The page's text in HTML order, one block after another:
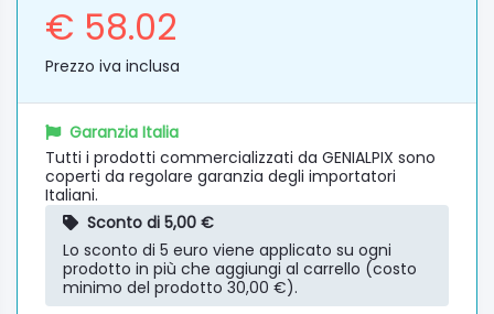
€ 58.02
Prezzo iva inclusa
Garanzia Italia
Tutti i prodotti commercializzati da GENIALPIX sono
coperti da regolare garanzia degli importatori
Italiani.
Sconto di 5,00 €
Lo sconto di 5 euro viene applicato su ogni
prodotto in più che aggiungi al carrello (costo
minimo del prodotto 30,00 €).